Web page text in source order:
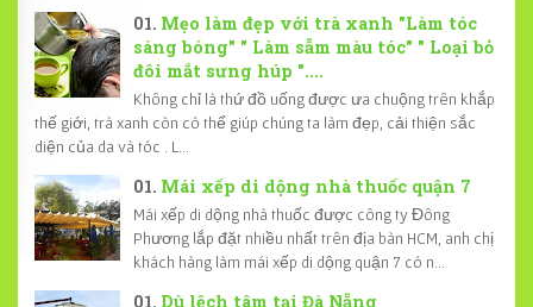
Mẹo làm đẹp với trà xanh "Làm tóc
sáng bóng" " Làm sẫm màu tóc" " Loại bỏ
đôi mắt sưng húp "....
Không chỉ là thứ đồ uống được ưa chuộng trên khắp
thế giới, trà xanh còn có thể giúp chúng ta làm đẹp, cải thiện sắc
diện của da và tóc . L...
Mái xếp di dộng nhà thuốc quận 7
Mái xếp di dộng nhà thuốc được công ty Đông
Phương lắp đặt nhiều nhất trên địa bàn HCM, anh chị
khách hàng làm mái xếp di dộng quận 7 có n...
Dù lệch tâm tại Đà Nẵng